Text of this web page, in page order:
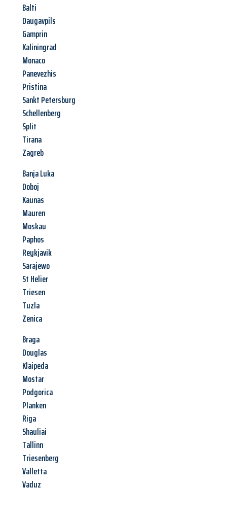
Balti
Daugavpils
Gamprin
Kaliningrad
Monaco
Panevezhis
Pristina
Sankt Petersburg
Schellenberg
Split
Tirana
Zagreb
Banja Luka
Doboj
Kaunas
Mauren
Moskau
Paphos
Reykjavik
Sarajewo
St Helier
Triesen
Tuzla
Zenica
Braga
Douglas
Klaipeda
Mostar
Podgorica
Planken
Riga
Shauliai
Tallinn
Triesenberg
Valletta
Vaduz